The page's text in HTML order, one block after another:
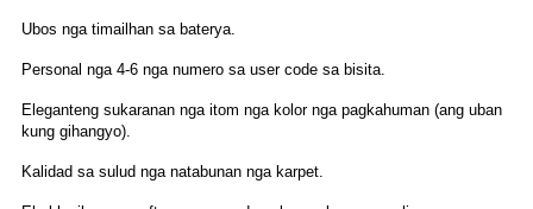
Ubos nga timailhan sa baterya.
Personal nga 4-6 nga numero sa user code sa bisita.
Eleganteng sukaranan nga itom nga kolor nga pagkahuman (ang uban
kung gihangyo).
Kalidad sa sulud nga natabunan nga karpet.